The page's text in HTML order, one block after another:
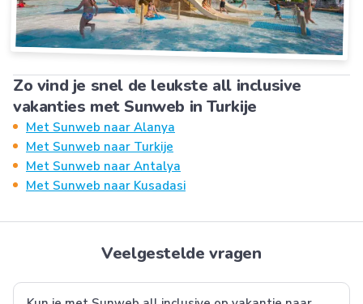
Zo vind je snel de leukste all inclusive
vakanties met Sunweb in Turkije
Met Sunweb naar Alanya
Met Sunweb naar Turkije
Met Sunweb naar Antalya
Met Sunweb naar Kusadasi
Veelgestelde vragen